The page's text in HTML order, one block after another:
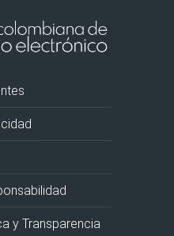
y Transparencia